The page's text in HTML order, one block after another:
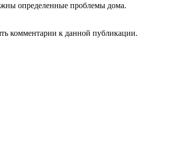
определенные проблемы дома.
комментарии к данной публикации.